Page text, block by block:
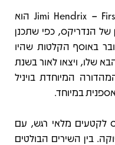
תיאור
Jimi Hendrix – First Rays Of The New Rising Sun הוא
הנדריקס, כפי שתכנן
הטרגי בשנת 1970. מדובר באוסף הקלטות שהיו
שלו, ויצאו לאור בשנת
המהדורה המיוחדת בויניל
לקטעים מלאי רגש, עם
בין השירים הבולטים